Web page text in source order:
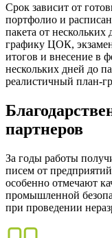
Срок зависит от
портфолио и
пакета от
графику ЦОК,
итогов и внесение в
нескольких дней до
реалистичный план-
партнеров
За годы работы
писем от
особенно отмечают
промышленной
при проведении